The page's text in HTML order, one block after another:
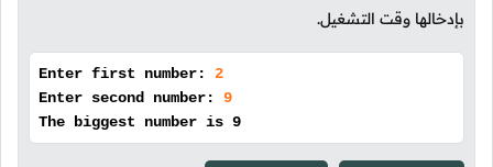
بإدخالها وقت التشغيل.
Enter first number: 2
Enter second number: 9
The biggest number is 9